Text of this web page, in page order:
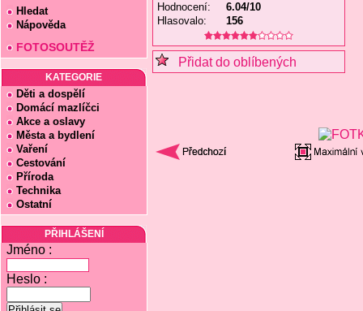
Hledat
Nápověda
FOTOSOUTĚŽ
KATEGORIE
Děti a dospělí
Domácí mazlíčci
Akce a oslavy
Města a bydlení
Vaření
Cestování
Příroda
Technika
Ostatní
PŘIHLÁŠENÍ
Jméno :
Heslo :
Hodnocení:
6.04/10
Hlasovalo:
156
Přidat do oblíbených